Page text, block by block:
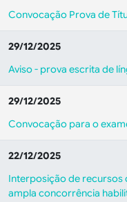
Convocação Prova de
29/12/2025
Aviso - prova escrita de
29/12/2025
Convocação para o
22/12/2025
Interposição de recursos
ampla concorrência